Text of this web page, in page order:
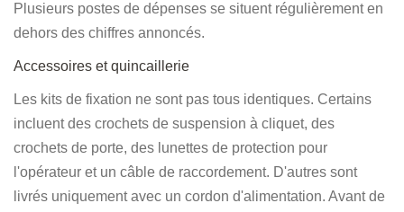
Plusieurs postes de dépenses se situent régulièrement en
dehors des chiffres annoncés.
Accessoires et quincaillerie
Les kits de fixation ne sont pas tous identiques. Certains
incluent des crochets de suspension à cliquet, des
crochets de porte, des lunettes de protection pour
l'opérateur et un câble de raccordement. D'autres sont
livrés uniquement avec un cordon d'alimentation. Avant de